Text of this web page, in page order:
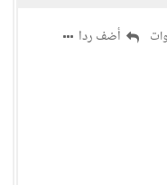
أضف ردا